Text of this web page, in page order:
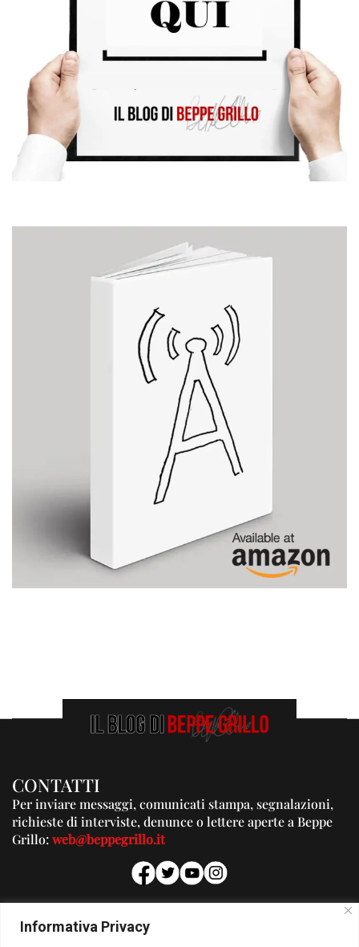
Informativa Privacy
CONTATTI
Per inviare messaggi, comunicati stampa, segnalazioni,
richieste di interviste, denunce o lettere aperte a Beppe
Grillo:web@beppegrillo.it
PUBBLICITA'
Per la tua pubblicità su questo Blog: